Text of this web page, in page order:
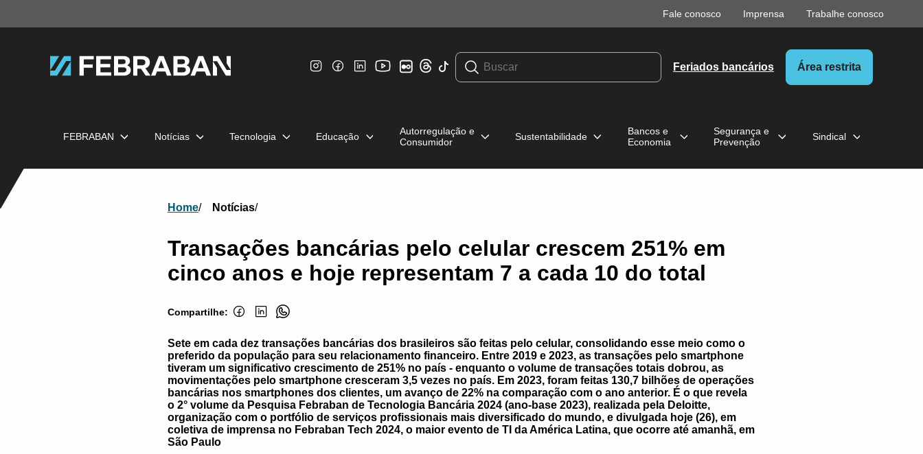
Fale conosco Imprensa Trabalhe conosco
Feriados bancários Área restrita
FEBRABAN Notícias Tecnologia Educação
Autorregulação e
Consumidor
Sustentabilidade
Bancos e
Economia
Segurança e
Prevenção
Sindical
Home Notícias
Transações bancárias pelo celular crescem 251% em
cinco anos e hoje representam 7 a cada 10 do total
Compartilhe:
Sete em cada dez transações bancárias dos brasileiros são feitas pelo celular, consolidando esse meio como o
preferido da população para seu relacionamento financeiro. Entre 2019 e 2023, as transações pelo smartphone
tiveram um significativo crescimento de 251% no país - enquanto o volume de transações totais dobrou, as
movimentações pelo smartphone cresceram 3,5 vezes no país. Em 2023, foram feitas 130,7 bilhões de operações
bancárias nos smartphones dos clientes, um avanço de 22% na comparação com o ano anterior. É o que revela
o 2° volume da Pesquisa Febraban de Tecnologia Bancária 2024 (ano-base 2023), realizada pela Deloitte,
organização com o portfólio de serviços profissionais mais diversificado do mundo, e divulgada hoje (26), em
coletiva de imprensa no Febraban Tech 2024, o maior evento de TI da América Latina, que ocorre até amanhã, em
São Paulo